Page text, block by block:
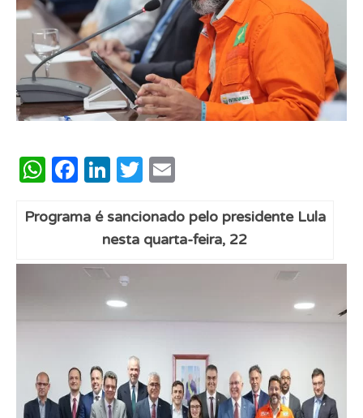
WhatsApp
Facebook
LinkedIn
Twitter
Programa é sancionado pelo presidente Lula
nesta quarta-feira, 22